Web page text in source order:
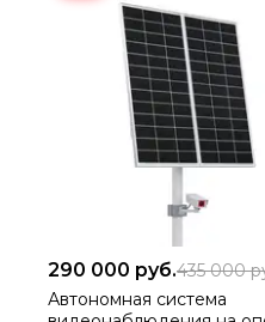
290 000 руб.435 000
Автономная система